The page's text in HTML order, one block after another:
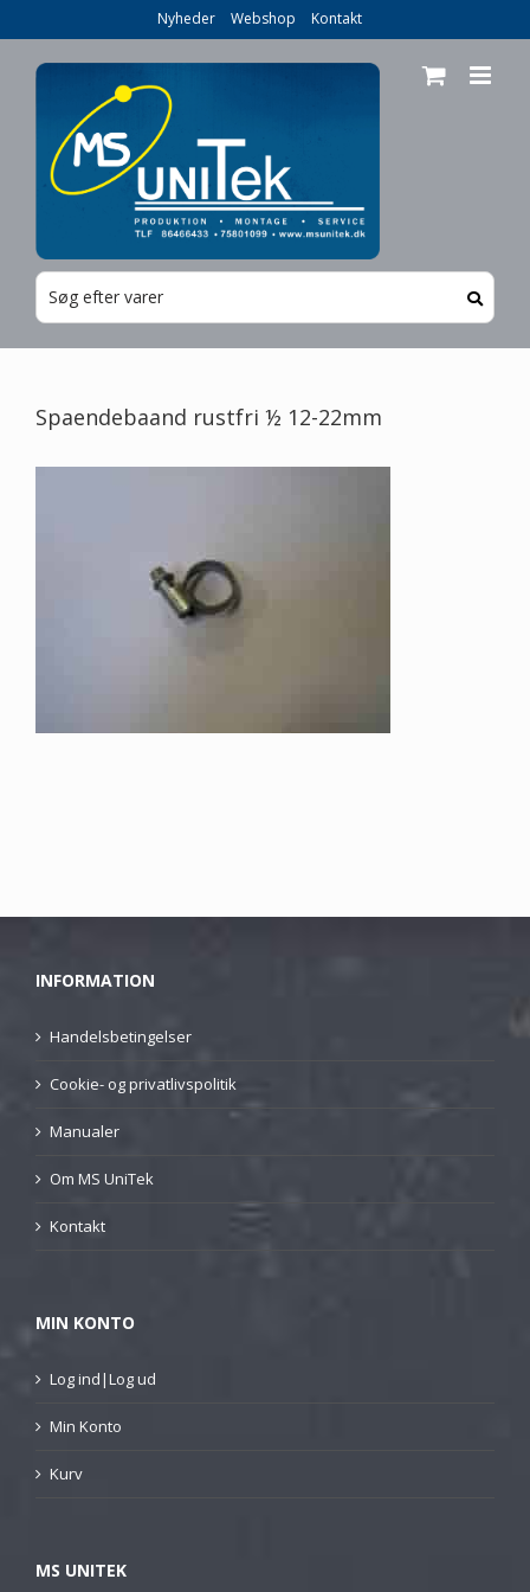
Nyheder Webshop Kontakt
Spaendebaand rustfri ½ 12-22mm
INFORMATION
Handelsbetingelser
Cookie- og privatlivspolitik
Manualer
Om MS UniTek
Kontakt
MIN KONTO
Log ind|Log ud
Min Konto
Kurv
MS UNITEK